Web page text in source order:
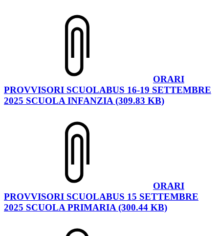
ORARI
PROVVISORI SCUOLABUS 16-19 SETTEMBRE
2025 SCUOLA INFANZIA (309.83 KB)
ORARI
PROVVISORI SCUOLABUS 15 SETTEMBRE
2025 SCUOLA PRIMARIA (300.44 KB)